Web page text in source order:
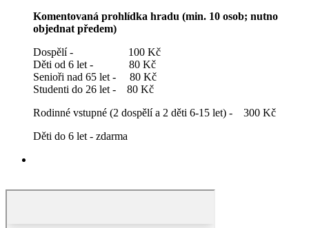
Komentovaná prohlídka hradu (min. 10 osob; nutno
objednat předem)
Dospělí - 100 Kč
Děti od 6 let - 80 Kč
Senioři nad 65 let - 80 Kč
Studenti do 26 let - 80 Kč
Rodinné vstupné (2 dospělí a 2 děti 6-15 let) - 300 Kč
Děti do 6 let - zdarma